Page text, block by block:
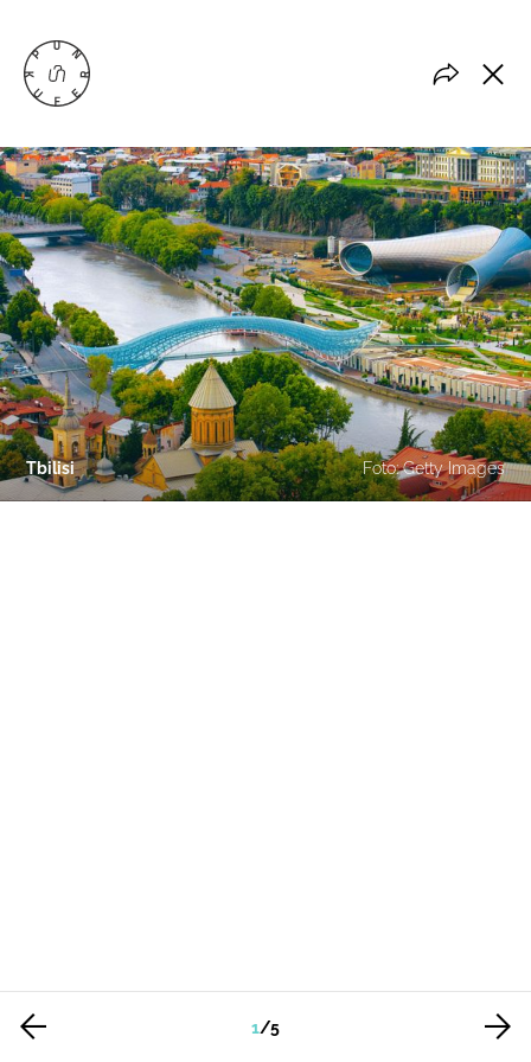
Tbilisi Foto: Getty Images
1/5